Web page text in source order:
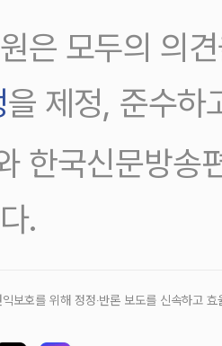
은 모두의 의
을 제정, 준수하
한국신문방송
.
보호를 위해 정정‧반론 보도를 신속하고